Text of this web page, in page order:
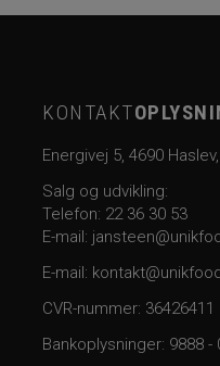
KONTAKT
Energivej 5, 4690
Salg og udvikling:
Telefon: 22 36 30 53
E-mail:
E-mail:
CVR-nummer: 36426411
Bankoplysninger: 9888 -